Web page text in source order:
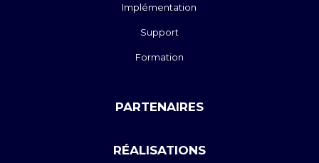
Implémentation
Support
Formation
PARTENAIRES
RÉALISATIONS